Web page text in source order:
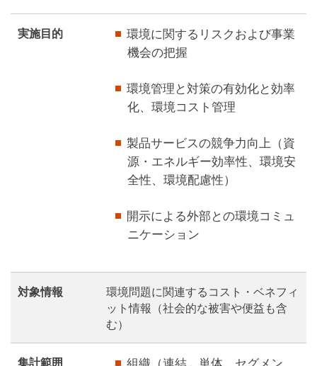
実施目的
環境に関するリスクおよび事業
機会の把握
環境管理と対策の有効化と効率
化、環境コスト管理
製品サービスの競争力向上（資
源・エネルギー効率性、環境安
全性、環境配慮性）
開示による外部との環境コミュ
ニケーション
対象情報
環境問題に関連するコスト・ベネフィ
ット情報（社会的な被害や便益も含
む）
集計範囲